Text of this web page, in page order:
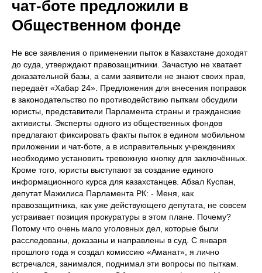
чат-боте предложили в
Общественном фонде
Не все заявления о применении пыток в Казахстане доходят
до суда, утверждают правозащитники. Зачастую не хватает
доказательной базы, а сами заявители не знают своих прав,
передаёт «Хабар 24». Предложения для внесения поправок
в законодательство по противодействию пыткам обсудили
юристы, представители Парламента страны и гражданские
активисты. Эксперты одного из общественных фондов
предлагают фиксировать факты пыток в едином мобильном
приложении и чат-боте, а в исправительных учреждениях
необходимо установить тревожную кнопку для заключённых.
Кроме того, юристы выступают за создание единого
информационного курса для казахстанцев. Абзал Куспан,
депутат Мажилиса Парламента РК: - Меня, как
правозащитника, как уже действующего депутата, не совсем
устраивает позиция прокуратуры в этом плане. Почему?
Потому что очень мало уголовных дел, которые были
расследованы, доказаны и направлены в суд. С января
прошлого года я создал комиссию «Аманат», я лично
встречался, занимался, поднимал эти вопросы по пыткам.